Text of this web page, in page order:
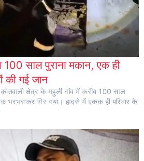
100 साल पुराना मकान, एक ही
की गई जान
क्षेत्र के महुली गांव में करीब 100 साल
भरभराकर गिर गया। हादसे में एकक ही परिवार के